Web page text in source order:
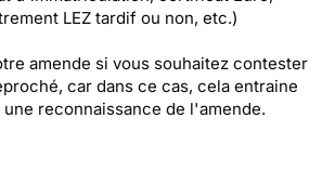
LEZ tardif ou non, etc.)
amende si vous souhaitez contester
car dans ce cas, cela entraine
reconnaissance de l'amende.